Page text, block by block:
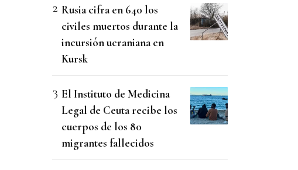
Rusia cifra en 640 los
civiles muertos durante la
incursión ucraniana en
Kursk
El Instituto de Medicina
Legal de Ceuta recibe los
cuerpos de los 80
migrantes fallecidos